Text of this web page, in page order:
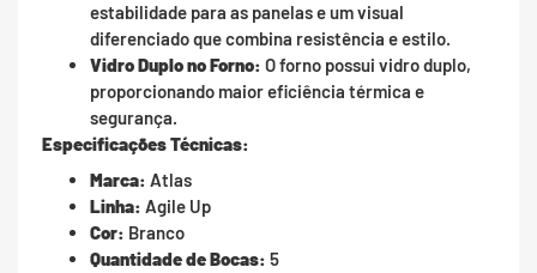
estabilidade para as panelas e um visual
diferenciado que combina resistência e estilo.
Vidro Duplo no Forno: O forno possui vidro duplo,
proporcionando maior eficiência térmica e
segurança.
Especificações Técnicas:
Marca: Atlas
Linha: Agile Up
Cor: Branco
Quantidade de Bocas: 5